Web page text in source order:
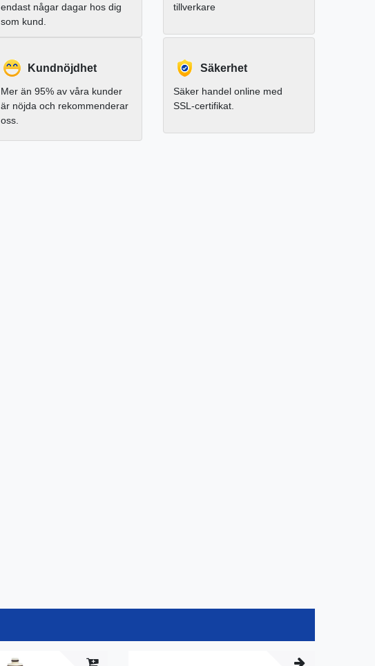
endast någar dagar hos dig
som kund.
tillverkare
Kundnöjdhet
Mer än 95% av våra kunder
är nöjda och rekommenderar
oss.
Säkerhet
Säker handel online med
SSL-certifikat.